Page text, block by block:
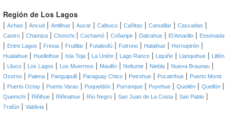
Región de Los Lagos
| Achao | Ancud | Antilhue | Aucar | Calbuco | Cañitas | Canutillar | Cascadas |
Castro | Chamiza | Chonchi | Cochamó | Coñaripe | Dalcahue | El Amarillo | Ensenada
| Entre Lagos | Fresia | Frutillar | Futaleufú | Futrono | Halaihue | Hornopirén |
Hualaihue | Huellelhue | Isla Teja | La Unión | Lago Ranco | Liquiñe | Llanquihue | Llifén
| Lliuco | Los Lagos | Los Muermos | Maullín | Neltume | Niebla | Nueva Braunau |
Osorno | Palena | Panguipulli | Paraguay Chico | Petrohue | Pucatrihue | Puerto Montt
| Puerto Octay | Puerto Varas | Puqueldón | Purranque | Puyehue | Queilén | Quellón |
Quemchi | Riñihue | Riñinahue | Río Negro | San Juan de La Costa | San Pablo |
Trafún | Valdivia |